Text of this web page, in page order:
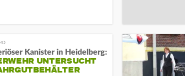
Kanister in Heidelberg:
UNTERSUCHT